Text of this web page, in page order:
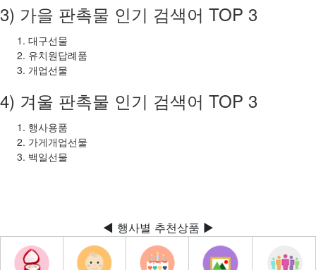
3) 가을 판촉물 인기 검색어 TOP 3
대구선물
유치원답례품
개업선물
4) 겨울 판촉물 인기 검색어 TOP 3
행사용품
가게개업선물
백일선물
◀ 행사별 추천상품 ▶